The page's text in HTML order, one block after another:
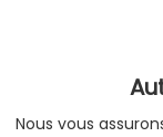
Nous vous